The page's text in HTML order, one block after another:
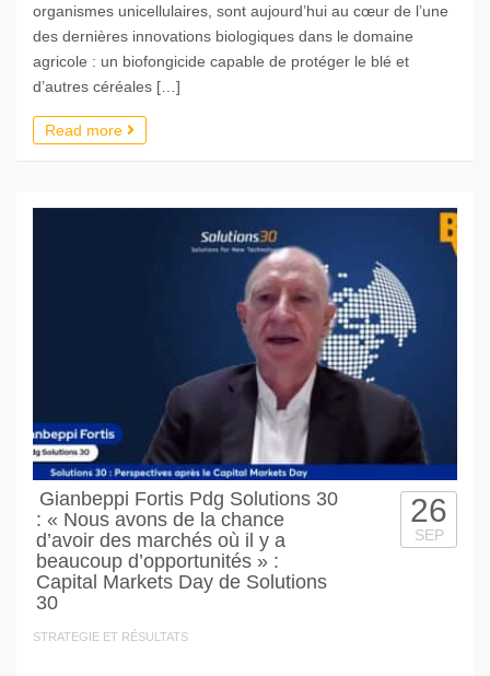
organismes unicellulaires, sont aujourd’hui au cœur de l’une
des dernières innovations biologiques dans le domaine
agricole : un biofongicide capable de protéger le blé et
d’autres céréales […]
Read more
Gianbeppi Fortis Pdg Solutions 30
: « Nous avons de la chance
d’avoir des marchés où il y a
beaucoup d’opportunités » :
Capital Markets Day de Solutions
30
STRATEGIE ET RÉSULTATS
26
SEP